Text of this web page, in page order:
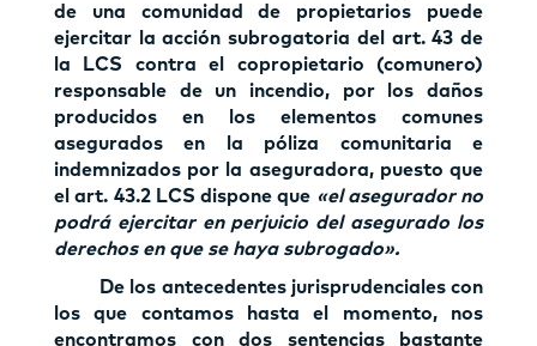
de una comunidad de propietarios puede
ejercitar la acción subrogatoria del art. 43 de
la LCS contra el copropietario (comunero)
responsable de un incendio, por los daños
producidos en los elementos comunes
asegurados en la póliza comunitaria e
indemnizados por la aseguradora, puesto que
el art. 43.2 LCS dispone que «el asegurador no
podrá ejercitar en perjuicio del asegurado los
derechos en que se haya subrogado».
De los antecedentes jurisprudenciales con
los que contamos hasta el momento, nos
encontramos con dos sentencias bastante